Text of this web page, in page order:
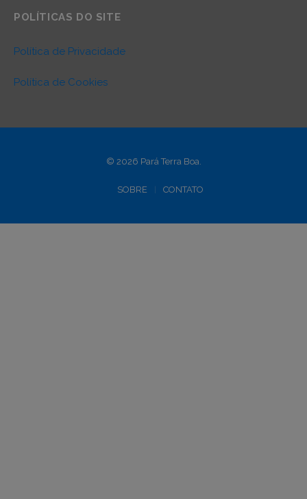
POLÍTICAS DO SITE
Política de Privacidade
Política de Cookies
© 2026 Pará Terra Boa.
SOBRE CONTATO